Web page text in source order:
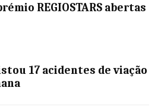
REGIOSTARS abertas
17 acidentes de viação